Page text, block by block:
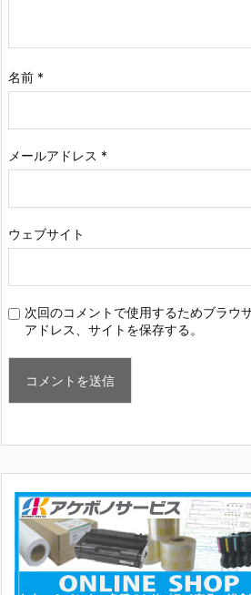
名前 *
メールアドレス *
ウェブサイト
次回のコメントで使用するためブラウ
アドレス、サイトを保存する。